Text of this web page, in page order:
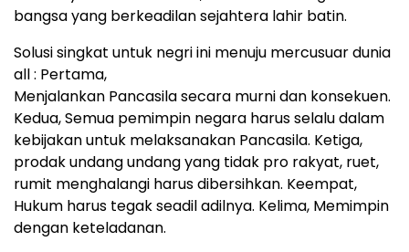
bangsa yang berkeadilan sejahtera lahir batin.
Solusi singkat untuk negri ini menuju mercusuar dunia
all : Pertama,
Menjalankan Pancasila secara murni dan konsekuen.
Kedua, Semua pemimpin negara harus selalu dalam
kebijakan untuk melaksanakan Pancasila. Ketiga,
prodak undang undang yang tidak pro rakyat, ruet,
rumit menghalangi harus dibersihkan. Keempat,
Hukum harus tegak seadil adilnya. Kelima, Memimpin
dengan keteladanan.